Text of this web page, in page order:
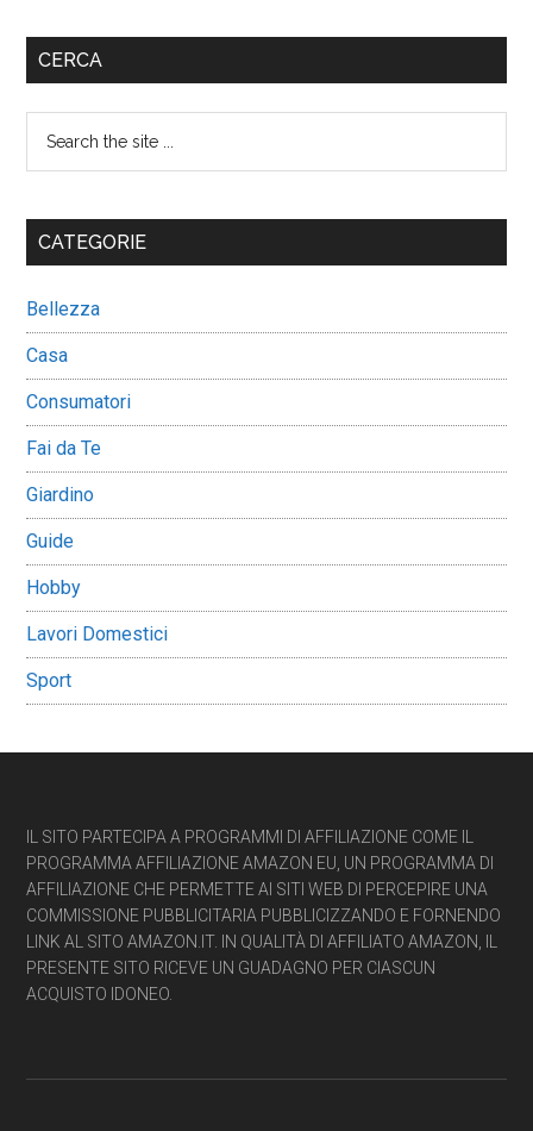
Primary
CERCA
...
CATEGORIE
Bellezza
Casa
Consumatori
Fai da Te
Giardino
Guide
Hobby
Lavori Domestici
Sport
Footer
IL SITO PARTECIPA A PROGRAMMI DI AFFILIAZIONE COME IL
PROGRAMMA AFFILIAZIONE AMAZON EU, UN PROGRAMMA DI
AFFILIAZIONE CHE PERMETTE AI SITI WEB DI PERCEPIRE UNA
COMMISSIONE PUBBLICITARIA PUBBLICIZZANDO E FORNENDO
LINK AL SITO AMAZON.IT. IN QUALITÀ DI AFFILIATO AMAZON, IL
PRESENTE SITO RICEVE UN GUADAGNO PER CIASCUN
ACQUISTO IDONEO.